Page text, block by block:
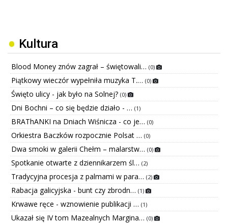
Kultura
Blood Money znów zagrał – świętowali… (0)
Piątkowy wieczór wypełniła muzyka T.… (0)
Święto ulicy - jak było na Solnej? (0)
Dni Bochni – co się będzie działo - … (1)
BRAThANKI na Dniach Wiśnicza - co je… (0)
Orkiestra Baczków rozpocznie Polsat … (0)
Dwa smoki w galerii Chełm – malarstw… (0)
Spotkanie otwarte z dziennikarzem śl… (2)
Tradycyjna procesja z palmami w para… (2)
Rabacja galicyjska - bunt czy zbrodn… (1)
Krwawe ręce - wznowienie publikacji … (1)
Ukazał się IV tom Mazealnych Margina… (0)